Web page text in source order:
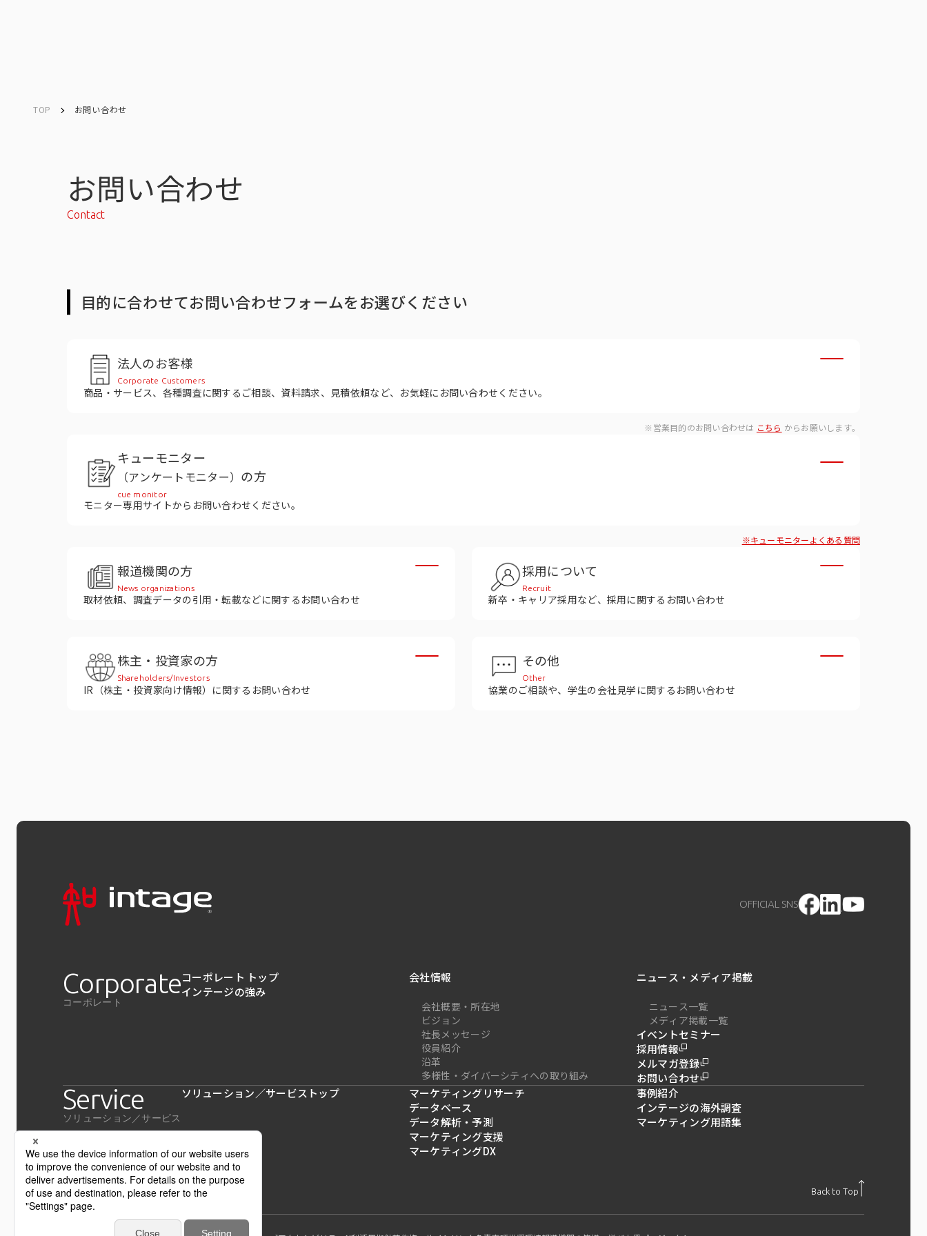
会社概要・所在地 ビジョン
役員紹介
TOP お問い合わせ
お問い合わせ
Contact
目的に合わせてお問い合わせフォームをお選びください
法人のお客様
Corporate Customers
商品・サービス、各種調査に関するご相談、資料請求、見積依頼など、お気軽にお問い合わせください。
※営業目的のお問い合わせは こちら からお願いします。
キューモニター
（アンケートモニター） の方
cue monitor
モニター専用サイトからお問い合わせください。
※キューモニターよくある質問
報道機関の方
News organizations
取材依頼、調査データの引用・転載などに関するお問い合わせ
採用について
Recruit
新卒・キャリア採用など、採用に関するお問い合わせ
株主・投資家の方
Shareholders/Investors
IR（株主・投資家向け情報）に関するお問い合わせ
その他
Other
協業のご相談や、学生の会社見学に関するお問い合わせ
OFFICIAL SNS
Corporate
コーポレート
コーポレート トップ
インテージの強み
会社情報
会社概要・所在地
ビジョン
社長メッセージ
役員紹介
沿革
多様性・ダイバーシティへの取り組み
ニュース・メディア掲載
ニュース一覧
メディア掲載一覧
イベントセミナー
採用情報
メルマガ登録
お問い合わせ
Service
ソリューション／サービス
ソリューション／サービストップ
マーケティングリサーチ
データベース
データ解析・予測
マーケティング支援
マーケティングDX
事例紹介
インテージの海外調査
マーケティング用語集
Back to Top